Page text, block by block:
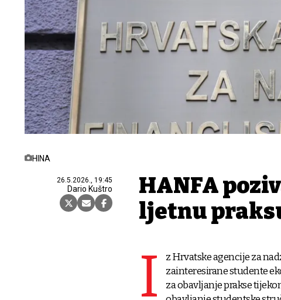
HINA
26.5.2026., 19:45
Dario Kuštro
HANFA
ljetnu
I
z Hrvatske agencije za
zainteresirane studente
za obavljanje prakse